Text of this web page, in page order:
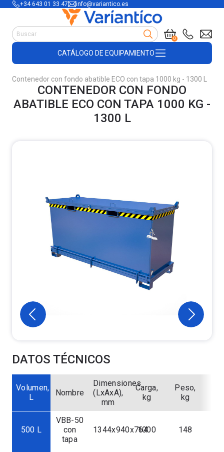
+34 643 01 33 47 info@variantico.es
0
CATÁLOGO DE EQUIPAMIENTO
Accesorios para carretillas
Útiles de almacén
Productos de plástico y madera
Encofrado
Contenedor con fondo abatible ECO con tapa 1000 kg - 1300 L
CONTENEDOR CON FONDO
ABATIBLE ECO CON TAPA 1000 KG -
1300 L
DATOS TÉCNICOS
Volumen,
L
Nombre
Dimensiones
(LxAxA),
mm
Carga,
kg
Peso,
kg
500 L
VBB-50
con
tapa
1344х940х764
1000 148